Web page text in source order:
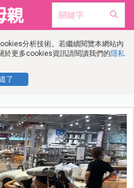
分析技術。若繼續閱覽本網站內
於更多cookies資訊請閱讀我們的隱私
了